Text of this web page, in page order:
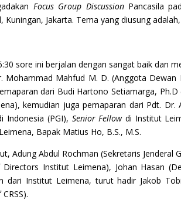
Focus Group DiscussionPancasila
Jakarta. Tema yang diusung adalah,
sore ini berjalan dengan sangat baik dan
Mahfud M. D. (Anggota Dewan
dari Budi Hartono Setiamarga,
kemudian juga pemaparan dari Pdt.
Indonesia (PGI), Senior Fellowdi Institut
Bapak Matius Ho, B.S., M.S.
Adung Abdul Rochman (Sekretaris
Institut Leimena), Johan Hasan
dari Institut Leimena, turut hadir Jakob